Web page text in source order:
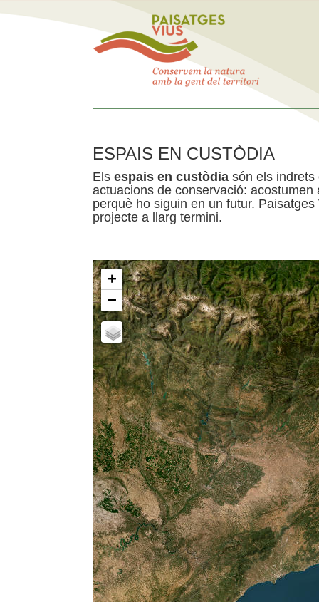
ESPAIS EN CUSTÒDIA
Els espais en custòdia són els indrets
actuacions de conservació:
perquè ho siguin en un futur.
projecte a llarg termini.
+
−